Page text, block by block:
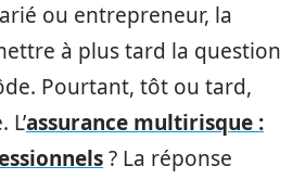
ou entrepreneur, la
à plus tard la question
Pourtant, tôt ou tard,
assurance multirisque :
? La réponse